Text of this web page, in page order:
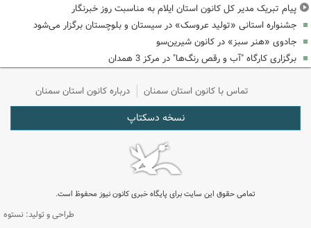
پیام تبریک مدیر کل کانون استان ایلام به مناسبت روز خبرنگار
جشنواره استانی «تولید عروسک» در سیستان و بلوچستان برگزار می‌شود
جادوی «هنر سبز» در کانون شیرین‌سو
برگزاری کارگاه "آب و رقص رنگ‌ها" در مرکز 3 همدان
تماس با کانون استان سمنان درباره کانون استان سمنان
نسخه دسکتاپ
تمامی حقوق این سایت برای پایگاه خبری کانون نیوز محفوظ است.
طراحی و تولید: نستوه